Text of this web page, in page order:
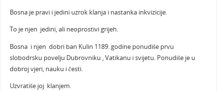
Bosna je pravi i jedini uzrok klanja i nastanka inkvizicije.
To je njen jedini, ali neoprostivi grijeh.
Bosna i njen dobri ban Kulin 1189. godine ponudiše prvu
slobodrsku povelju Dubrovniku , Vatikanu i svijetu. Ponudiše je u
dobroj vjeri, nauku i česti.
Uzvratiše joj klanjem.